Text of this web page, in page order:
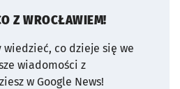
Z WROCŁAWIEM!
wiedzieć, co dzieje się we
wiadomości z
w Google News!